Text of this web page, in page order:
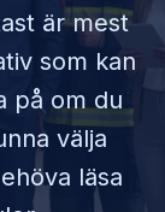
är mest
som kan
på om du
välja
läsa